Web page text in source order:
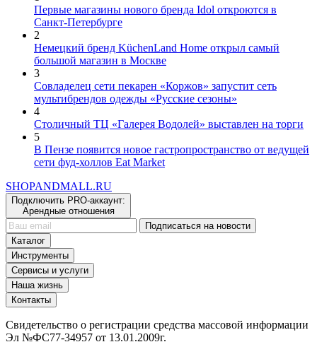
1
Первые магазины нового бренда Idol откроются в
Санкт-Петербурге
2
Немецкий бренд KüchenLand Home открыл самый
большой магазин в Москве
3
Совладелец сети пекарен «Коржов» запустит сеть
мультибрендов одежды «Русские сезоны»
4
Столичный ТЦ «Галерея Водолей» выставлен на торги
5
В Пензе появится новое гастропространство от ведущей
сети фуд-холлов Eat Market
SHOPANDMALL.RU
Подключить PRO-аккаунт:
Арендные отношения
Подписаться на новости
Каталог
Инструменты
Сервисы и услуги
Наша жизнь
Контакты
Свидетельство о регистрации средства массовой информации